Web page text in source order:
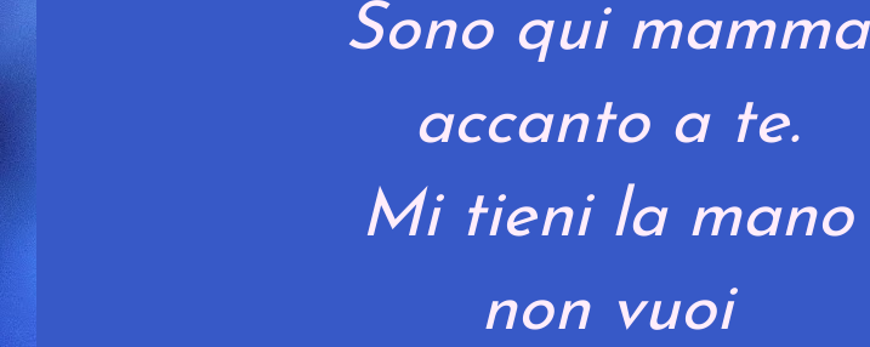
Sono qui mamma
accanto a te.
Mi tieni la mano
non vuoi